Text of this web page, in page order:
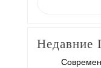
Недавние